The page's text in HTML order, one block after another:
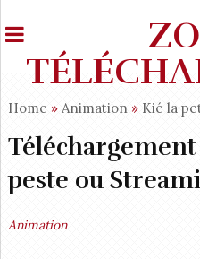
Home » Animation » Kié la
peste ou
Animation